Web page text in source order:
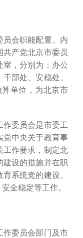
会职能配置、内
产党北京市委员
室，分别为：办公
部处、安稳处、
单位，为北京市
委员会是市委工
党中央关于教育事
工作要求，制定北
建设的措施并在职
系统党的建设、
全稳定等工作。
委员会部门及市